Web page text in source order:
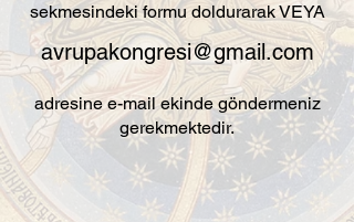
sekmesindeki formu doldurarak VEYA
avrupakongresi@gmail.com
adresine e-mail ekinde göndermeniz
gerekmektedir.